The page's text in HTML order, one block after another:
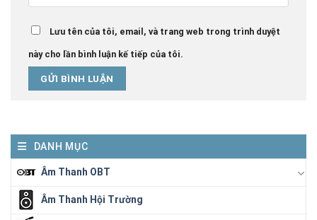
DANH MỤC
Âm Thanh OBT
Âm Thanh Hội Trường
Lưu tên của tôi, email, và trang web trong trình duyệt
này cho lần bình luận kế tiếp của tôi.